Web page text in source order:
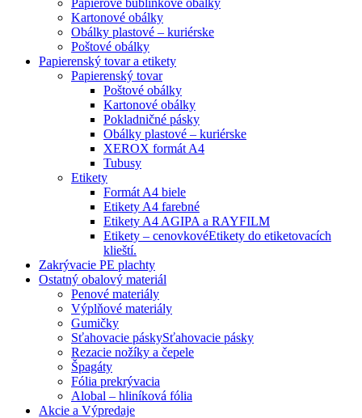
Kartonové obálky
Obálky plastové – kuriérske
Poštové obálky
Papierenský tovar a etikety
Papierenský tovar
Poštové obálky
Kartonové obálky
Pokladničné pásky
Obálky plastové – kuriérske
XEROX formát A4
Tubusy
Etikety
Formát A4 biele
Etikety A4 farebné
Etikety A4 AGIPA a RAYFILM
Etikety – cenovkovéEtikety do etiketovacích
klieští.
Zakrývacie PE plachty
Ostatný obalový materiál
Penové materiály
Výplňové materiály
Gumičky
Sťahovacie páskySťahovacie pásky
Rezacie nožíky a čepele
Špagáty
Fólia prekrývacia
Alobal – hliníková fólia
Akcie a Výpredaje